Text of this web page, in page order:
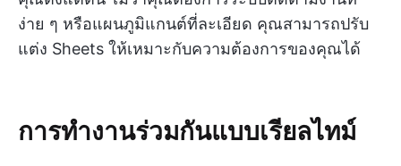
ง่าย ๆ หรือแผนภูมิแกนต์ที่ละเอียด คุณสามารถปรับ
แต่ง Sheets ให้เหมาะกับความต้องการของคุณได้
การทำงานร่วมกันแบบเรียลไทม์